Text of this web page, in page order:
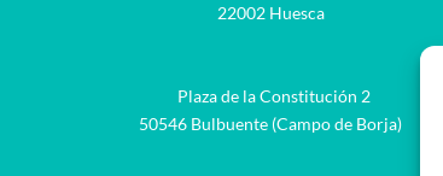
22002 Huesca
Plaza de la Constitución 2
50546 Bulbuente (Campo de Borja)